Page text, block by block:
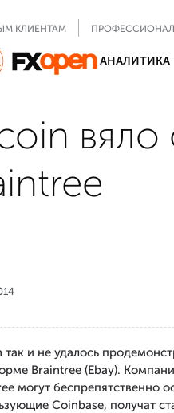
КЛИЕНТАМ
АНАЛИТИКА
вяло
так и не удалось
Braintree (Ebay).
могут беспрепятственно
Coinbase, получат